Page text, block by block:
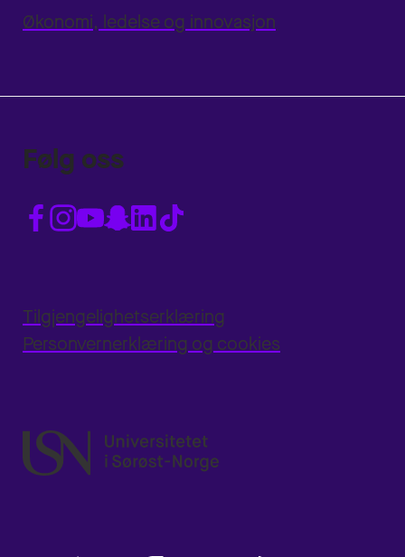
Økonomi, ledelse og innovasjon
Følg oss
Tilgjengelighetserklæring
Personvernerklæring og cookies